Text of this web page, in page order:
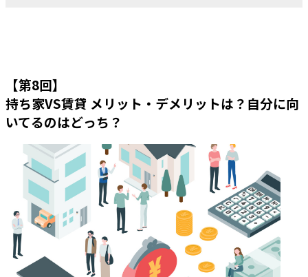
【第8回】
持ち家VS賃貸 メリット・デメリットは？自分に向
いてるのはどっち？